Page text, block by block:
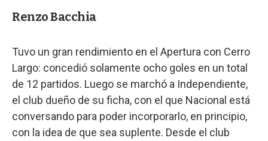
Renzo Bacchia
Tuvo un gran rendimiento en el Apertura con Cerro
Largo: concedió solamente ocho goles en un total
de 12 partidos. Luego se marchó a Independiente,
el club dueño de su ficha, con el que Nacional está
conversando para poder incorporarlo, en principio,
con la idea de que sea suplente. Desde el club